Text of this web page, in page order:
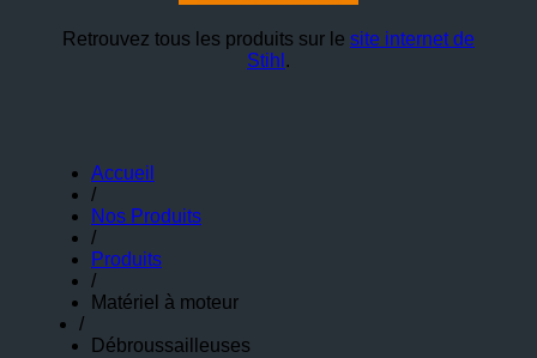
Retrouvez tous les produits sur le site internet de
Stihl .
Accueil
/
Nos Produits
/
Produits
/
Matériel à moteur
/
Débroussailleuses